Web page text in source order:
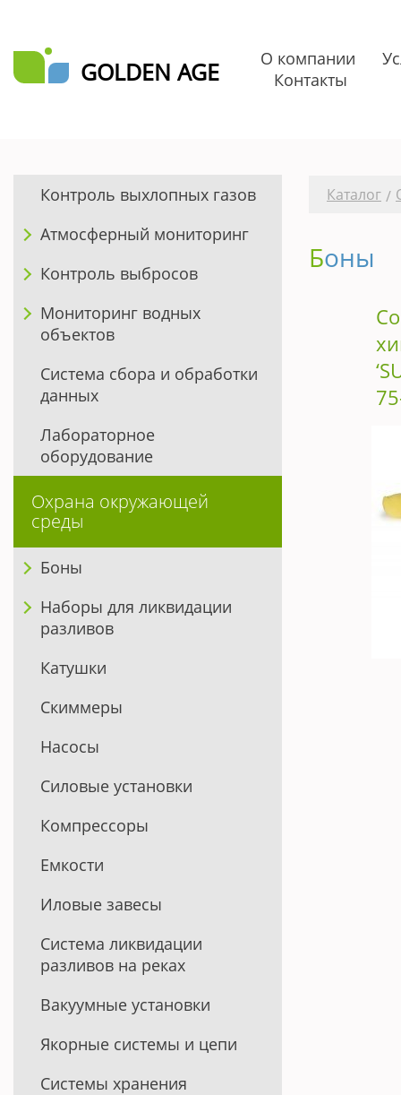
GOLDEN AGE О компании
Контакты
Контроль выхлопных газов
Атмосферный мониторинг
Контроль выбросов
Мониторинг водных
объектов
Система сбора и обработки
данных
Лабораторное
оборудование
Охрана окружающей
среды
Боны
Наборы для ликвидации
разливов
Катушки
Скиммеры
Насосы
Силовые установки
Компрессоры
Емкости
Иловые завесы
Система ликвидации
разливов на реках
Вакуумные установки
Якорные системы и цепи
Системы хранения
Каталог /
Боны